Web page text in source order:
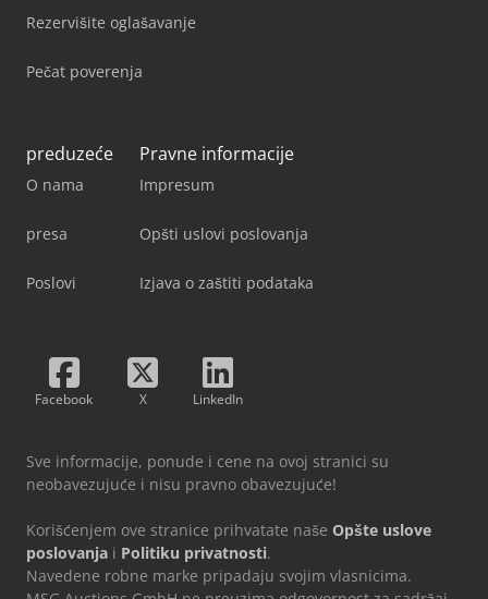
Rezervišite oglašavanje
Pečat poverenja
preduzeće
O nama
presa
Poslovi
Pravne informacije
Impresum
Opšti uslovi poslovanja
Izjava o zaštiti podataka
Facebook X LinkedIn
Sve informacije, ponude i cene na ovoj stranici su
neobavezujuće i nisu pravno obavezujuće!
Korišćenjem ove stranice prihvatate naše Opšte uslove
poslovanja i Politiku privatnosti.
Navedene robne marke pripadaju svojim vlasnicima.